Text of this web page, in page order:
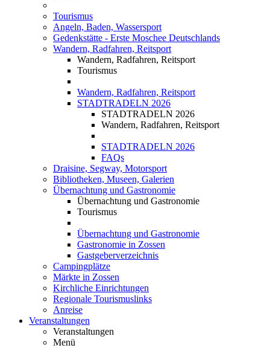
Tourismus
Angeln, Baden, Wassersport
Gedenkstätte - Erste Moschee Deutschlands
Wandern, Radfahren, Reitsport
Wandern, Radfahren, Reitsport
Tourismus
Wandern, Radfahren, Reitsport
STADTRADELN 2026
STADTRADELN 2026
Wandern, Radfahren, Reitsport
STADTRADELN 2026
FAQs
Draisine, Segway, Motorsport
Bibliotheken, Museen, Galerien
Übernachtung und Gastronomie
Übernachtung und Gastronomie
Tourismus
Übernachtung und Gastronomie
Gastronomie in Zossen
Gastgeberverzeichnis
Campingplätze
Märkte in Zossen
Kirchliche Einrichtungen
Regionale Tourismuslinks
Anreise
Veranstaltungen
Veranstaltungen
Menü